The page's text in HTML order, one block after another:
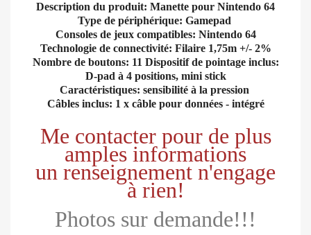
Description du produit: Manette pour Nintendo 64
Type de périphérique: Gamepad
Consoles de jeux compatibles: Nintendo 64
Technologie de connectivité: Filaire 1,75m +/- 2%
Nombre de boutons: 11 Dispositif de pointage inclus:
D-pad à 4 positions, mini stick
Caractéristiques: sensibilité à la pression
Câbles inclus: 1 x câble pour données - intégré
Me contacter pour de plus
amples informations
un renseignement n'engage
à rien!
Photos sur demande!!!